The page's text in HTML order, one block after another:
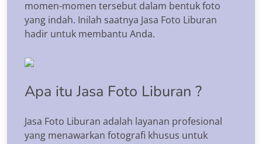
momen-momen tersebut dalam bentuk foto
yang indah. Inilah saatnya Jasa Foto Liburan
hadir untuk membantu Anda.
Apa itu Jasa Foto Liburan ?
Jasa Foto Liburan adalah layanan profesional
yang menawarkan fotografi khusus untuk